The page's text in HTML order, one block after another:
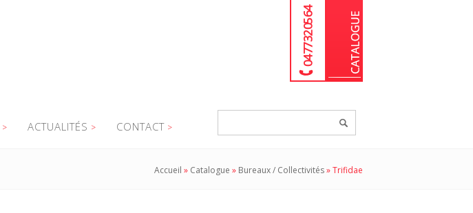
04 77 32 05 64
ACTUALITÉS CONTACT
Accueil » Catalogue » Bureaux / Collectivités»Trifidae